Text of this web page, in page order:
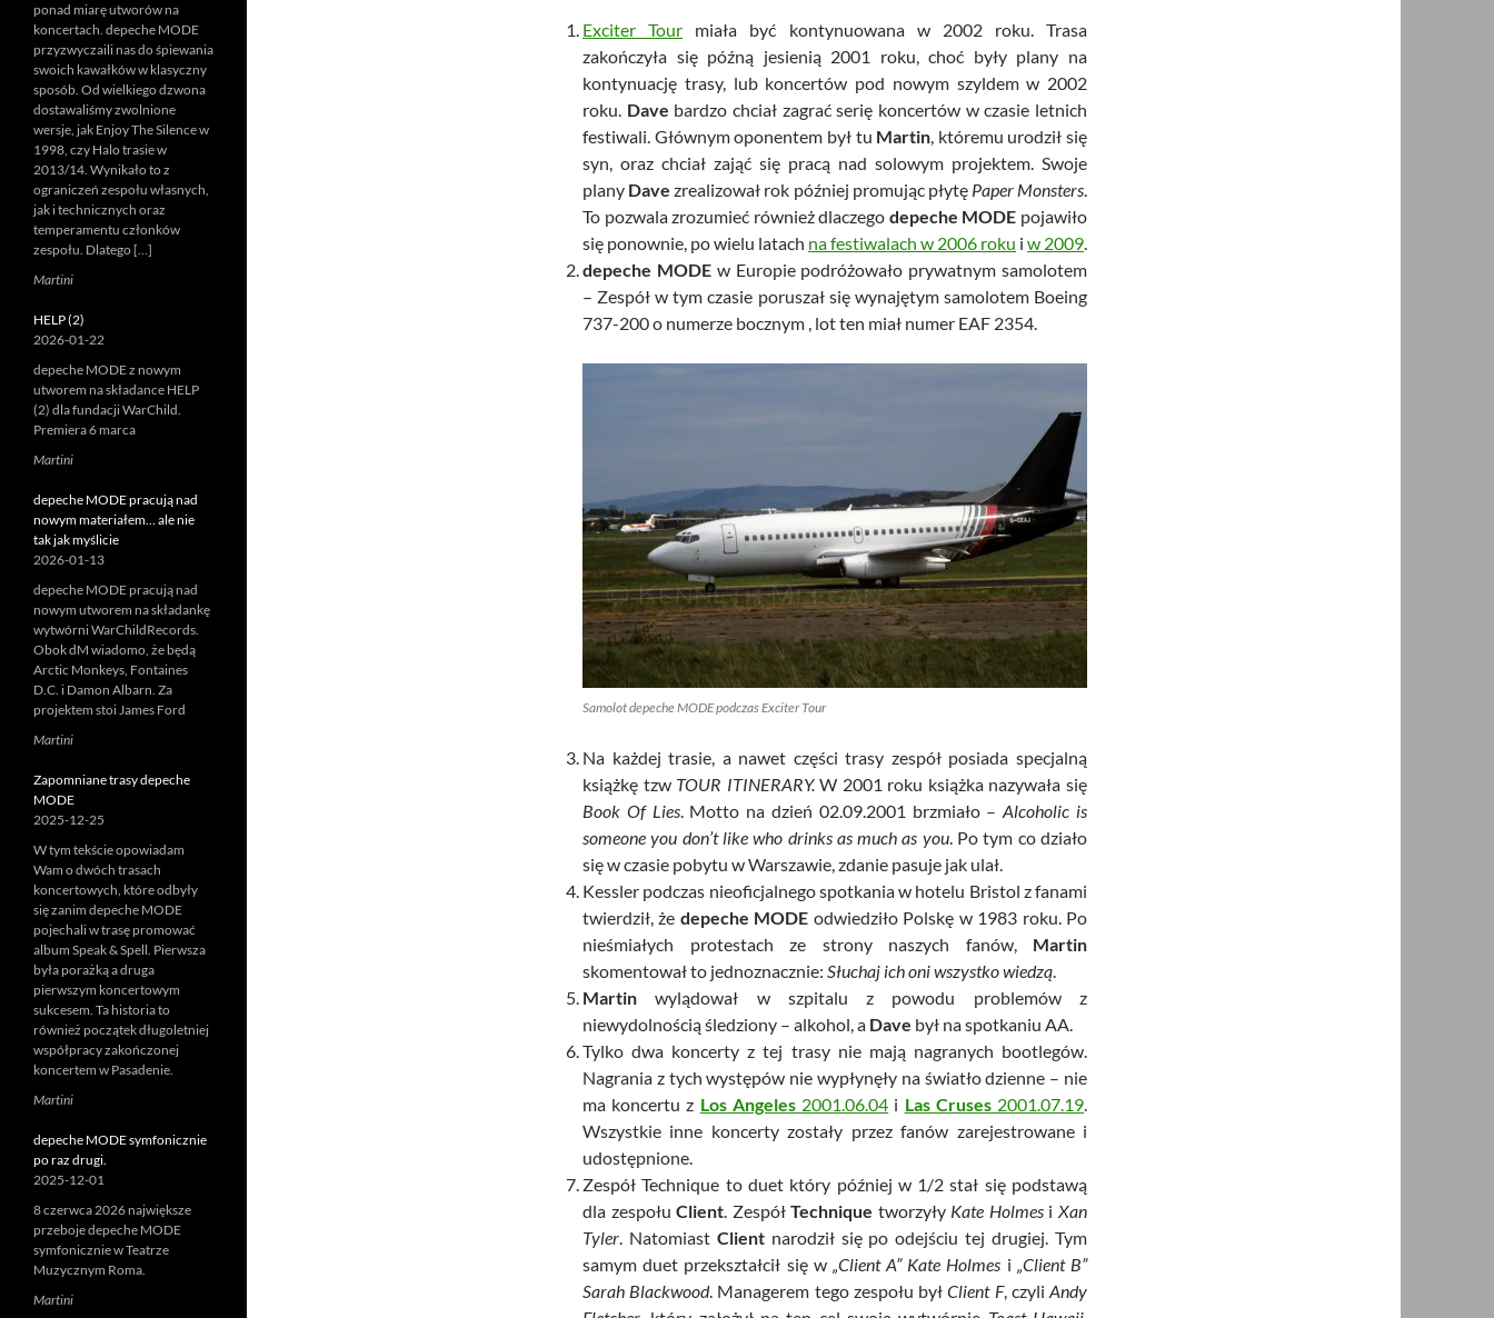
Exciter Tour miała być kontynuowana w 2002 roku. Trasa
zakończyła się późną jesienią 2001 roku, choć były plany na
kontynuację trasy, lub koncertów pod nowym szyldem w 2002
roku. Dave bardzo chciał zagrać serię koncertów w czasie letnich
festiwali. Głównym oponentem był tu Martin, któremu urodził się
syn, oraz chciał zająć się pracą nad solowym projektem. Swoje
plany Davezrealizował rok później promując płytę Paper Monsters.
To pozwala zrozumieć również dlaczego depeche MODE pojawiło
się ponownie, po wielu latach na festiwalach w 2006 roku i w 2009.
depeche MODEw Europie podróżowało prywatnym samolotem
– Zespół w tym czasie poruszał się wynajętym samolotem Boeing
737-200 o numerze bocznym , lot ten miał numer EAF 2354.
Samolot depeche MODE podczas Exciter Tour
Na każdej trasie, a nawet części trasy zespół posiada specjalną
książkę tzw TOUR ITINERARY.W 2001 roku książka nazywała się
Book Of Lies. Motto na dzień 02.09.2001 brzmiało –Alcoholic is
someone you don’t like who drinks as much as you. Po tym co działo
się w czasie pobytu w Warszawie, zdanie pasuje jak ulał.
Kessler podczas nieoficjalnego spotkania w hotelu Bristol z fanami
twierdził, że depeche MODE odwiedziło Polskę w 1983 roku. Po
nieśmiałych protestach ze strony naszych fanów, Martin
skomentował to jednoznacznie: Słuchaj ich oni wszystko wiedzą.
Martinwylądował w szpitalu z powodu problemów z
niewydolnością śledziony – alkohol, a Dave był na spotkaniu AA.
Tylko dwa koncerty z tej trasy nie mają nagranych bootlegów.
Nagrania z tych występów nie wypłynęły na światło dzienne – nie
ma koncertu z Los Angeles2001.06.04 i Las Cruses2001.07.19.
Wszystkie inne koncerty zostały przez fanów zarejestrowane i
udostępnione.
Zespół Technique to duet który później w 1/2 stał się podstawą
dla zespołuClient. ZespółTechnique tworzyły Kate HolmesiXan
Tyler. Natomiast Client narodził się po odejściu tej drugiej. Tym
samym duet przekształcił się w „Client A” Kate Holmes i „Client B”
Sarah Blackwood. Managerem tego zespołu byłClient F, czyliAndy
ponad miarę utworów na
koncertach. depeche MODE
przyzwyczaili nas do śpiewania
swoich kawałków w klasyczny
sposób. Od wielkiego dzwona
dostawaliśmy zwolnione
wersje, jak Enjoy The Silence w
1998, czy Halo trasie w
2013/14. Wynikało to z
ograniczeń zespołu własnych,
jak i technicznych oraz
temperamentu członków
zespołu. Dlatego […]
Martini
HELP (2)
2026-01-22
depeche MODE z nowym
utworem na składance HELP
(2) dla fundacji WarChild.
Premiera 6 marca
Martini
depeche MODE pracują nad
nowym materiałem… ale nie
tak jak myślicie
2026-01-13
depeche MODE pracują nad
nowym utworem na składankę
wytwórni WarChildRecords.
Obok dM wiadomo, że będą
Arctic Monkeys, Fontaines
D.C. i Damon Albarn. Za
projektem stoi James Ford
Martini
Zapomniane trasy depeche
MODE
2025-12-25
W tym tekście opowiadam
Wam o dwóch trasach
koncertowych, które odbyły
się zanim depeche MODE
pojechali w trasę promować
album Speak & Spell. Pierwsza
była porażką a druga
pierwszym koncertowym
sukcesem. Ta historia to
również początek długoletniej
współpracy zakończonej
koncertem w Pasadenie.
Martini
depeche MODE symfonicznie
po raz drugi.
2025-12-01
8 czerwca 2026 największe
przeboje depeche MODE
symfonicznie w Teatrze
Muzycznym Roma.
Martini